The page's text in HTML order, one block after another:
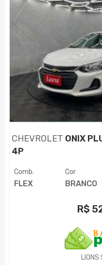
CHEVROLET ONIX
4P
Comb.
FLEX
Cor
BRANCO
R$
LIONS